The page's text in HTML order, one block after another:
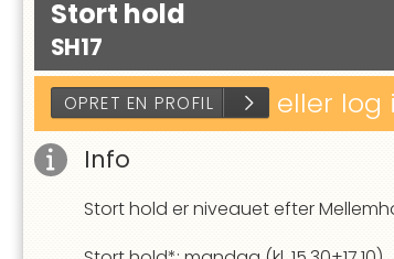
Stort hold
SH17
OPRET EN PROFIL
eller log
Info
Stort hold er niveauet efter